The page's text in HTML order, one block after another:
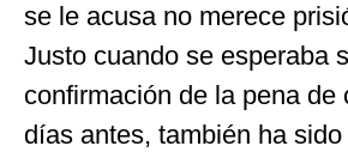
se le acusa no merece
Justo cuando se esperaba
confirmación de la pena de
días antes, también ha